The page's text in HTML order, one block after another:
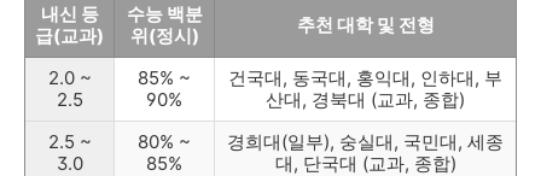
내신 등
급(교과)
수능 백분
위(정시)
추천 대학 및 전형
2.0 ~
2.5
85% ~
90%
건국대, 동국대, 홍익대, 인하대, 부
산대, 경북대 (교과, 종합)
2.5 ~
3.0
80% ~
85%
경희대(일부), 숭실대, 국민대, 세종
대, 단국대 (교과, 종합)